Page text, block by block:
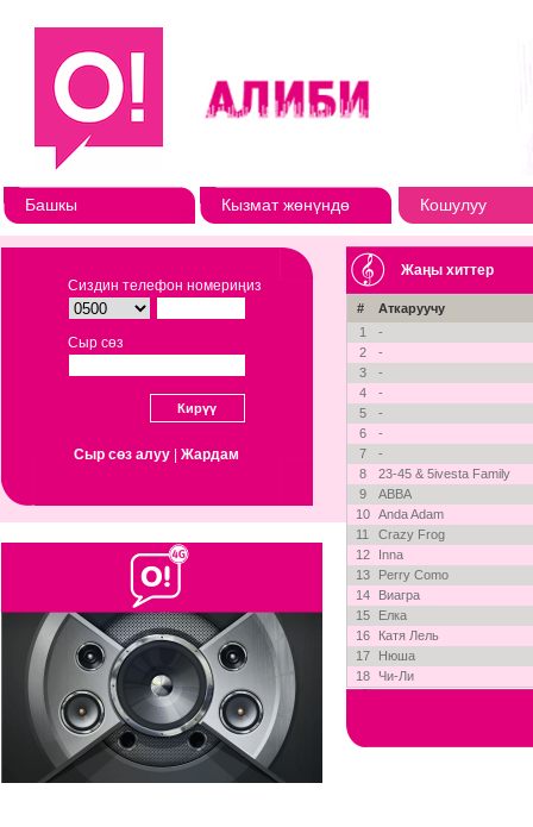
Башкы Кызмат жөнүндө Кошулуу
Сиздин телефон номериңиз
Сыр сөз
Сыр сөз алуу Жардам
Жаңы хиттер
#
Аткаруучу
1
-
2
-
3
-
4
-
5
-
6
-
7
-
8
23-45 & 5ivesta Family
9
ABBA
10
Anda Adam
11
Crazy Frog
12
Inna
13
Perry Como
14
Виагра
15
Елка
16
Катя Лель
17
Нюша
18
Чи-Ли